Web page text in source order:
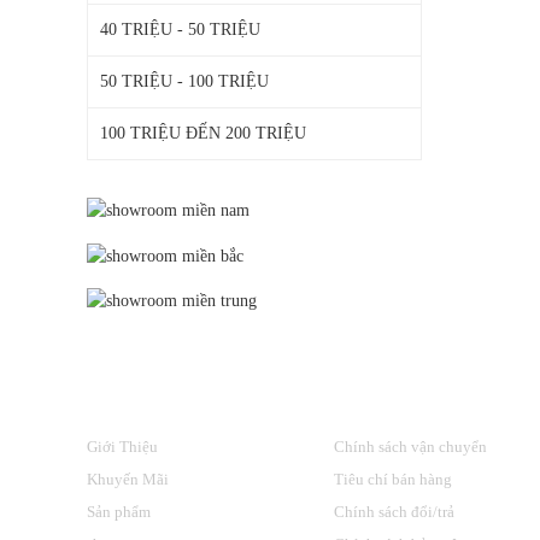
40 TRIỆU - 50 TRIỆU
50 TRIỆU - 100 TRIỆU
100 TRIỆU ĐẾN 200 TRIỆU
Giới Thiệu
Khuyến Mãi
Sản phẩm
Chính sách vận chuyển
Tiêu chí bán hàng
Chính sách đổi/trả